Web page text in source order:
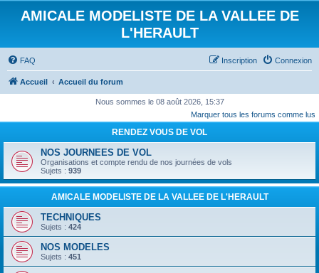
AMICALE MODELISTE DE LA VALLEE DE
L'HERAULT
FAQ Connexion
Inscription
Accueil Accueil du forum
Nous sommes le 08 août 2026, 15:37
Marquer tous les forums comme lus
RENDEZ VOUS DE VOL
NOS JOURNEES DE VOL
Organisations et compte rendu de nos journées de vols
Sujets : 939
AMICALE MODELISTE DE LA VALLEE DE L'HERAULT
TECHNIQUES
Sujets : 424
NOS MODELES
Sujets : 451